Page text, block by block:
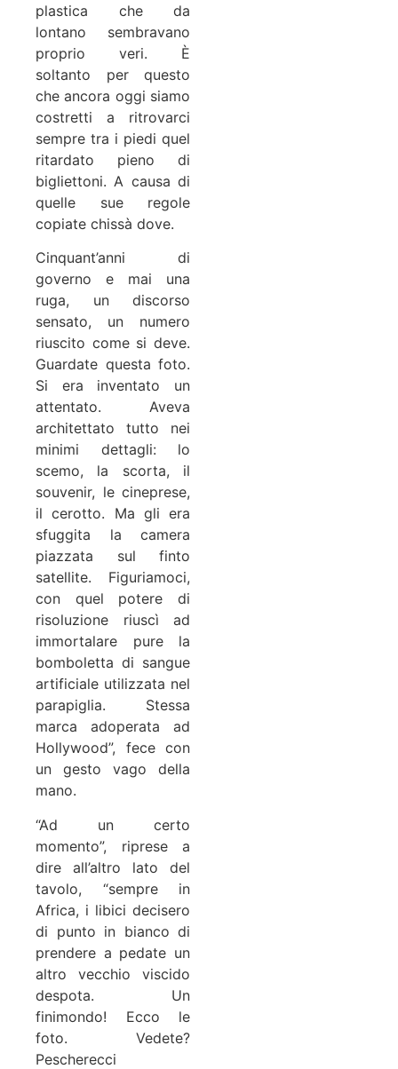
plastica che da
lontano sembravano
proprio veri. È
soltanto per questo
che ancora oggi siamo
costretti a ritrovarci
sempre tra i piedi quel
ritardato pieno di
bigliettoni. A causa di
quelle sue regole
copiate chissà dove.
Cinquant’anni di
governo e mai una
ruga, un discorso
sensato, un numero
riuscito come si deve.
Guardate questa foto.
Si era inventato un
attentato. Aveva
architettato tutto nei
minimi dettagli: lo
scemo, la scorta, il
souvenir, le cineprese,
il cerotto. Ma gli era
sfuggita la camera
piazzata sul finto
satellite. Figuriamoci,
con quel potere di
risoluzione riuscì ad
immortalare pure la
bomboletta di sangue
artificiale utilizzata nel
parapiglia. Stessa
marca adoperata ad
Hollywood”, fece con
un gesto vago della
mano.
“Ad un certo
momento”, riprese a
dire all’altro lato del
tavolo, “sempre in
Africa, i libici decisero
di punto in bianco di
prendere a pedate un
altro vecchio viscido
despota. Un
finimondo! Ecco le
foto. Vedete?
Pescherecci